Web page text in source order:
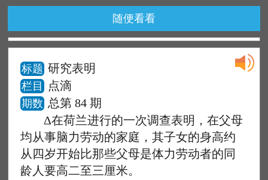
随便看看
标题 研究表明
栏目 点滴
期数 总第 84 期
Δ在荷兰进行的一次调查表明，在父母
均从事脑力劳动的家庭，其子女的身高约
从四岁开始比那些父母是体力劳动者的同
龄人要高二至三厘米。